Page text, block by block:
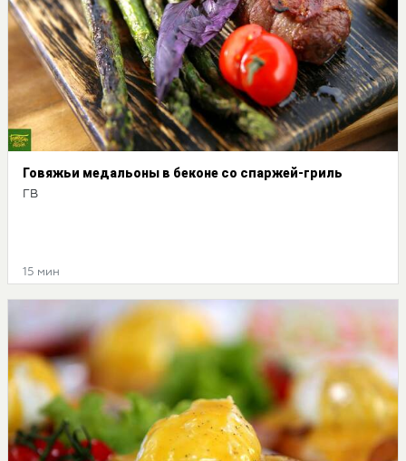
Говяжьи медальоны в беконе со спаржей-гриль
ГВ
15 мин